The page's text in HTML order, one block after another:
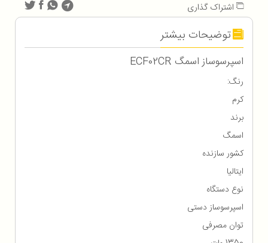
اشتراک گذاری
توضیحات بیشتر
اسپرسوساز اسمگ ECF02CR
رنگ:
کرم
برند
اسمگ
کشور سازنده
ایتالیا
نوع دستگاه
اسپرسوساز دستی
توان مصرفی